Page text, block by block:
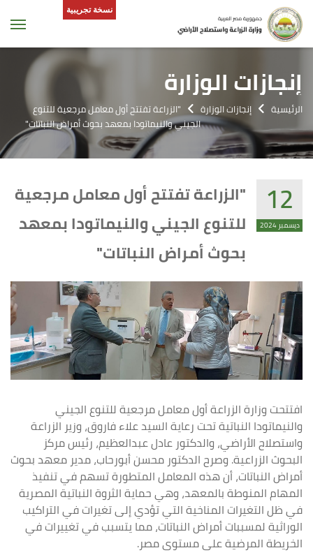
نسخة تجريبية
إنجازات الوزارة
الرئيسية إنجازات الوزارة
"الزراعة تفتتح أول معامل مرجعية للتنوع
الجيني والنيماتودا بمعهد بحوث أمراض النباتات"
12
ديسمبر 2024
"الزراعة تفتتح أول معامل مرجعية
للتنوع الجيني والنيماتودا بمعهد
بحوث أمراض النباتات"
افتتحت وزارة الزراعة أول معامل مرجعية للتنوع الجيني
والنيماتودا النباتية تحت رعاية السيد علاء فاروق، وزير الزراعة
واستصلاح الأراضي، والدكتور عادل عبدالعظيم، رئيس مركز
البحوث الزراعية. وصرح الدكتور محسن أبورحاب، مدير معهد بحوث
أمراض النباتات، أن هذه المعامل المتطورة تسهم في تنفيذ
المهام المنوطة بالمعهد، وهي حماية الثروة النباتية المصرية
في ظل التغيرات المناخية التي تؤدي إلى تغيرات في التراكيب
الوراثية لمسببات أمراض النباتات، مما يتسبب في تغييرات في
الخريطة المرضية على مستوى مصر.